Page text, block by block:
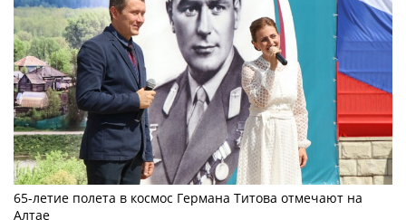
65-летие полета в космос Германа Титова отмечают на
Алтае